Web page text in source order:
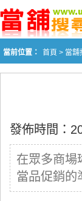
當前位置： 首頁 > 當舖
發佈時間：
在眾多商場
當品促銷的